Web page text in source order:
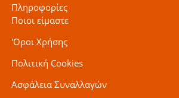
Πληροφορίες
Ποιοι είμαστε
'Οροι Χρήσης
Πολιτική Cookies
Ασφάλεια Συναλλαγών